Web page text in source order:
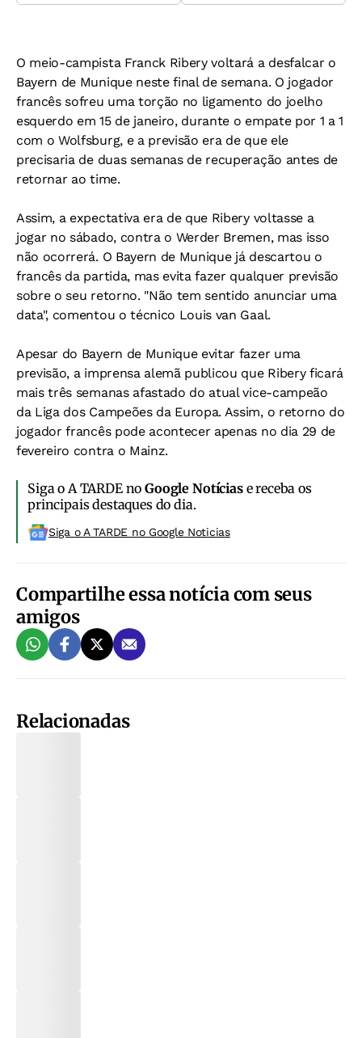
O meio-campista Franck Ribery voltará a desfalcar o
Bayern de Munique neste final de semana. O jogador
francês sofreu uma torção no ligamento do joelho
esquerdo em 15 de janeiro, durante o empate por 1 a 1
com o Wolfsburg, e a previsão era de que ele
precisaria de duas semanas de recuperação antes de
retornar ao time.
Assim, a expectativa era de que Ribery voltasse a
jogar no sábado, contra o Werder Bremen, mas isso
não ocorrerá. O Bayern de Munique já descartou o
francês da partida, mas evita fazer qualquer previsão
sobre o seu retorno. "Não tem sentido anunciar uma
data", comentou o técnico Louis van Gaal.
Apesar do Bayern de Munique evitar fazer uma
previsão, a imprensa alemã publicou que Ribery ficará
mais três semanas afastado do atual vice-campeão
da Liga dos Campeões da Europa. Assim, o retorno do
jogador francês pode acontecer apenas no dia 29 de
fevereiro contra o Mainz.
Siga o A TARDE noGoogle Notíciase receba os
principais destaques do dia.
Siga o A TARDE no Google Noticias
Compartilhe essa notícia com seus
amigos
Relacionadas